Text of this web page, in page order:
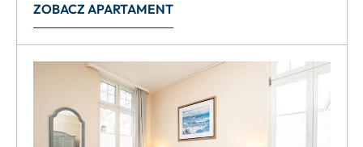
ZOBACZ APARTAMENT